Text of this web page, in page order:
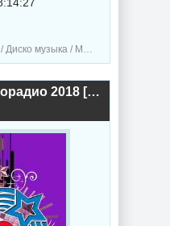
/ Музыка 2019 года
Дискотека 80-х Авторадио 2018 [Полная версия] (2019) торрент